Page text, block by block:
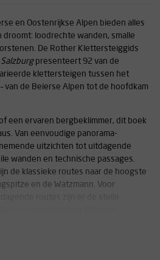
en Oostenrijkse Alpen bieden alles
loodrechte wanden, smalle
De Rother Klettersteiggids
Salzburgpresenteert 92 van de
klettersteigen tussen het
van de Beierse Alpen tot de hoofdkam
een ervaren bergbeklimmer, dit boek
Van eenvoudige panorama-
uitzichten tot uitdagende
wanden en technische passages.
de klassieke routes naar de hoogste
en de Watzmann. Voor